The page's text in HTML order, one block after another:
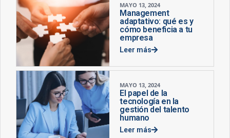
MAYO 13, 2024
Management
adaptativo: qué es y
cómo beneficia a tu
empresa
Leer más
MAYO 13, 2024
El papel de la
tecnología en la
gestión del talento
humano
Leer más